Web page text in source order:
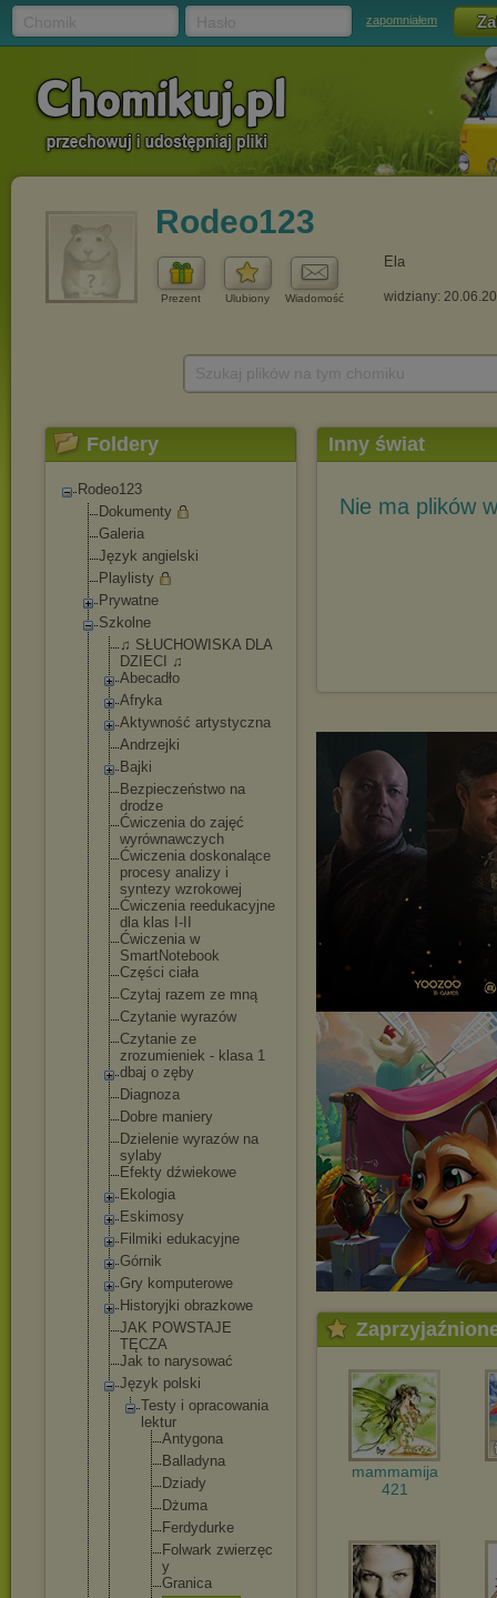
zapomniałem
Rodeo123
Prezent Ulubiony Wiadomość
Ela
widziany:
Foldery
Rodeo123
Dokumenty
Galeria
Język angielski
Playlisty
Prywatne
Szkolne
♫ SŁUCHOWISKA DLA
DZIECI ♫
Abecadło
Afryka
Aktywność artystyczna
Andrzejki
Bajki
Bezpieczeństwo na
drodze
Ćwiczenia do zajęć
wyrównawczych
Ćwiczenia doskonalące
procesy analizy i
syntezy wzrokowej
Ćwiczenia reedukacyjne
dla klas I-II
Ćwiczenia w
SmartNotebook
Części ciała
Czytaj razem ze mną
Czytanie wyrazów
Czytanie ze
zrozumieniek - klasa 1
dbaj o zęby
Diagnoza
Dobre maniery
Dzielenie wyrazów na
sylaby
Efekty dźwiekowe
Ekologia
Eskimosy
Filmiki edukacyjne
Górnik
Gry komputerowe
Historyjki obrazkowe
JAK POWSTAJE
TĘCZA
Jak to narysować
Język polski
Testy i opracowania
lektur
Antygona
Balladyna
Dziady
Dżuma
Ferdydurke
Folwark zwierzęc
y
Granica
Inny świat
Nie ma plików
mammamija
421